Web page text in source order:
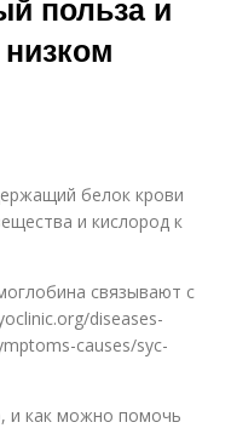
белок крови
и кислород к
связывают с
diseases-
causes/syc-
и как можно помочь